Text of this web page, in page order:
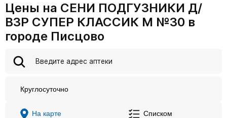
Цены на СЕНИ ПОДГУЗНИКИ Д/
ВЗР СУПЕР КЛАССИК M №30 в
городе Писцово
Круглосуточно
На карте Списком